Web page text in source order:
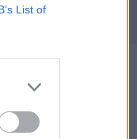
List of